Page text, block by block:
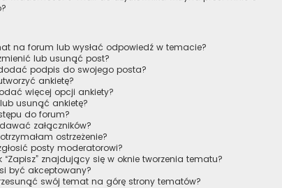
na forum lub wysłać odpowiedź w temacie?
lub usunąć post?
podpis do swojego posta?
ankietę?
więcej opcji ankiety?
usunąć ankietę?
do forum?
załączników?
ostrzeżenie?
posty moderatorowi?
“Zapisz” znajdujący się w oknie tworzenia tematu?
być akceptowany?
swój temat na górę strony tematów?